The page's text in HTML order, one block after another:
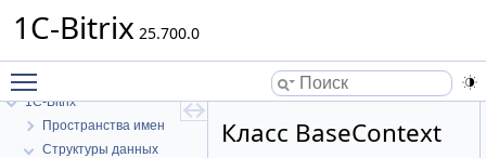
1C-Bitrix 25.700.0
1C-Bitrix
Пространства имен
Структуры данных
Класс BaseContext